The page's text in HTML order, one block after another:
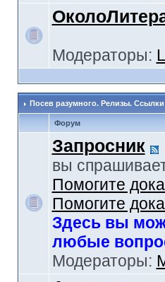
Модераторы:
Посев разумного. Релизы. Ссылки
Форум
Запросник
вы
Помогите
Помогите
Здесь вы
любые
Модераторы: